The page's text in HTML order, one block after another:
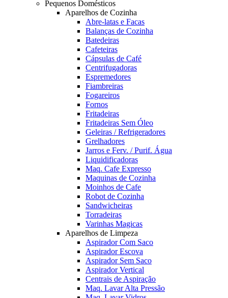
Pequenos Domésticos
Aparelhos de Cozinha
Abre-latas e Facas
Balanças de Cozinha
Batedeiras
Cafeteiras
Cápsulas de Café
Centrifugadoras
Espremedores
Fiambreiras
Fogareiros
Fornos
Fritadeiras
Fritadeiras Sem Óleo
Geleiras / Refrigeradores
Grelhadores
Jarros e Ferv. / Purif. Água
Liquidificadoras
Maq. Cafe Expresso
Maquinas de Cozinha
Moinhos de Cafe
Robot de Cozinha
Sandwicheiras
Torradeiras
Varinhas Magicas
Aparelhos de Limpeza
Aspirador Com Saco
Aspirador Escova
Aspirador Sem Saco
Aspirador Vertical
Centrais de Aspiração
Maq. Lavar Alta Pressão